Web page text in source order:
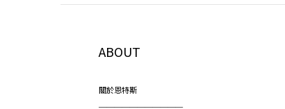
ABOUT
關於恩特斯